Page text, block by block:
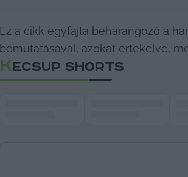
Ez a cikk egyfajta beharangozó a
bemutatásával, azokat értékelve,
KECSUP SHORTS